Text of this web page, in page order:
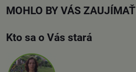
MOHLO BY VÁS ZAUJÍMAŤ
Kto sa o Vás stará